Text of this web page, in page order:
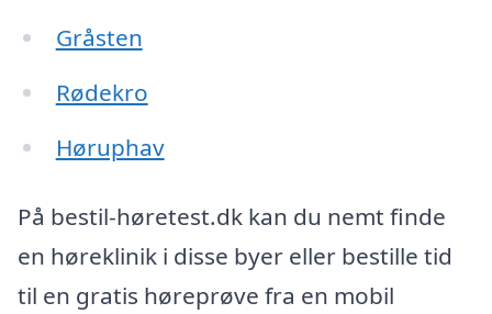
Gråsten
Rødekro
Høruphav
På bestil-høretest.dk kan du nemt finde
en høreklinik i disse byer eller bestille tid
til en gratis høreprøve fra en mobil